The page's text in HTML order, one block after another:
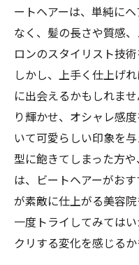
ートヘアーは、単純に
なく、髪の長さや質感
ロンのスタイリスト技
しかし、上手く仕上げ
に出会えるかもしれま
り輝かせ、オシャレ感
いて可愛らしい印象を
型に飽きてしまった方
は、ビートヘアーがお
が素敵に仕上がる美容
一度トライしてみては
クリする変化を感じるか